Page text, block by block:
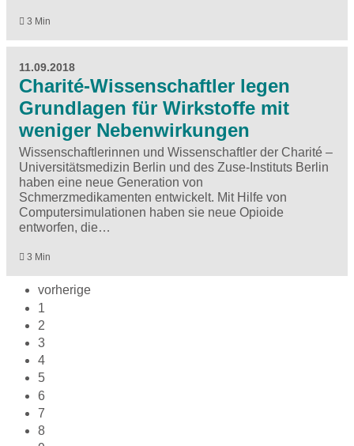
3 Min
11.09.2018
Charité-Wissenschaftler legen
Grundlagen für Wirkstoffe mit
weniger Nebenwirkungen
Wissenschaftlerinnen und Wissenschaftler der Charité –
Universitätsmedizin Berlin und des Zuse-Instituts Berlin
haben eine neue Generation von
Schmerzmedikamenten entwickelt. Mit Hilfe von
Computersimulationen haben sie neue Opioide
entworfen, die…
3 Min
vorherige
1
2
3
4
5
6
7
8